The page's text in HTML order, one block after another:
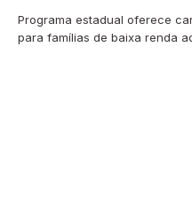
Programa estadual oferece
para famílias de baixa renda